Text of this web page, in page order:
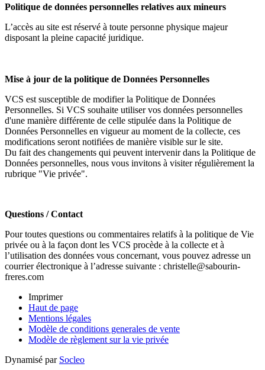
Politique de données personnelles relatives aux mineurs
L’accès au site est réservé à toute personne physique majeur
disposant la pleine capacité juridique.
Mise à jour de la politique de Données Personnelles
VCS est susceptible de modifier la Politique de Données
Personnelles. Si VCS souhaite utiliser vos données personnelles
d'une manière différente de celle stipulée dans la Politique de
Données Personnelles en vigueur au moment de la collecte, ces
modifications seront notifiées de manière visible sur le site.
Du fait des changements qui peuvent intervenir dans la Politique de
Données personnelles, nous vous invitons à visiter régulièrement la
rubrique "Vie privée".
Questions / Contact
Pour toutes questions ou commentaires relatifs à la politique de Vie
privée ou à la façon dont les VCS procède à la collecte et à
l’utilisation des données vous concernant, vous pouvez adresse un
courrier électronique à l’adresse suivante : christelle@sabourin-
freres.com
Imprimer
Haut de page
Mentions légales
Modèle de conditions generales de vente
Modèle de règlement sur la vie privée
Dynamisé par Socleo